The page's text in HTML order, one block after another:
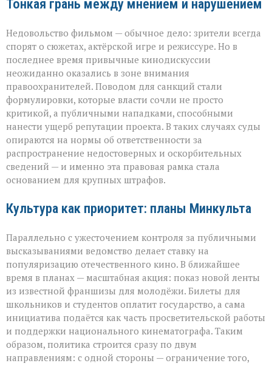
Тонкая грань между мнением и нарушением
Недовольство фильмом — обычное дело: зрители всегда
спорят о сюжетах, актёрской игре и режиссуре. Но в
последнее время привычные кинодискуссии
неожиданно оказались в зоне внимания
правоохранителей. Поводом для санкций стали
формулировки, которые власти сочли не просто
критикой, а публичными нападками, способными
нанести ущерб репутации проекта. В таких случаях суды
опираются на нормы об ответственности за
распространение недостоверных и оскорбительных
сведений — и именно эта правовая рамка стала
основанием для крупных штрафов.
Культура как приоритет: планы Минкульта
Параллельно с ужесточением контроля за публичными
высказываниями ведомство делает ставку на
популяризацию отечественного кино. В ближайшее
время в планах — масштабная акция: показ новой ленты
из известной франшизы для молодёжи. Билеты для
школьников и студентов оплатит государство, а сама
инициатива подаётся как часть просветительской работы
и поддержки национального кинематографа. Таким
образом, политика строится сразу по двум
направлениям: с одной стороны — ограничение того,